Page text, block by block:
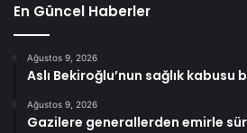
En Güncel Haberler
Ağustos 9, 2026
Aslı Bekiroğlu’nun sağlık kabusu
Ağustos 9, 2026
Gazilere generallerden emirle